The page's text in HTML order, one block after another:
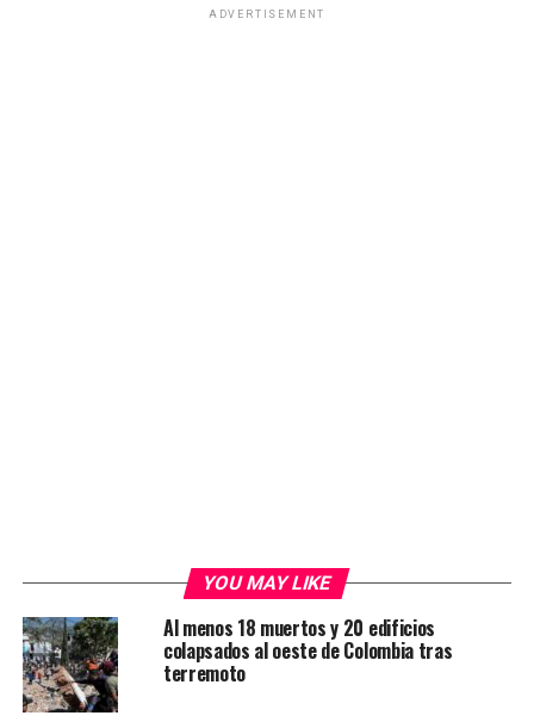
ADVERTISEMENT
YOU MAY LIKE
Al menos 18 muertos y 20 edificios
colapsados al oeste de Colombia tras
terremoto